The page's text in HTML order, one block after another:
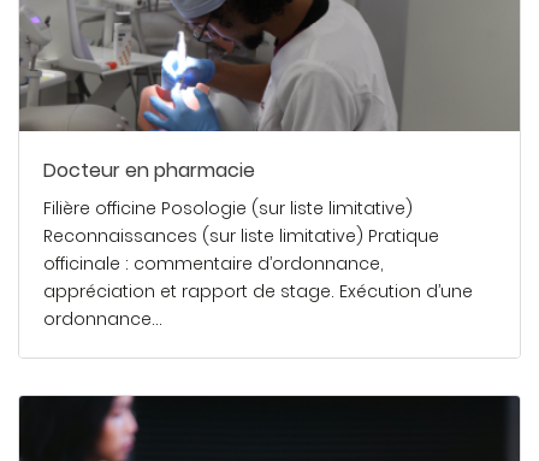
Docteur en pharmacie
Filière officine Posologie (sur liste limitative)
Reconnaissances (sur liste limitative) Pratique
officinale : commentaire d’ordonnance,
appréciation et rapport de stage. Exécution d’une
ordonnance…